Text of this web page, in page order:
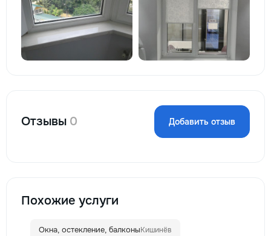
Отзывы 0 Добавить отзыв
Похожие услуги
Окна, остекление, балконыКишинёв